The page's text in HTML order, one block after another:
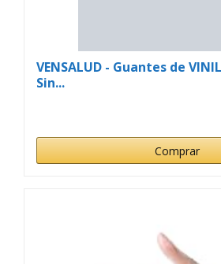
VENSALUD - Guantes de
Sin...
Comprar